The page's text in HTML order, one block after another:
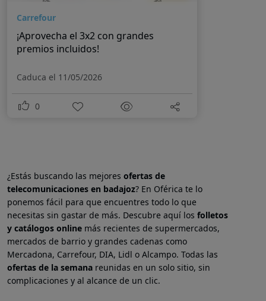
Carrefour
¡Aprovecha el 3x2 con grandes
premios incluidos!
Caduca el 11/05/2026
0
¿Estás buscando las mejores ofertas de
telecomunicaciones en badajoz? En Oférica te lo
ponemos fácil para que encuentres todo lo que
necesitas sin gastar de más. Descubre aquí los folletos
y catálogos online más recientes de supermercados,
mercados de barrio y grandes cadenas como
Mercadona, Carrefour, DIA, Lidl o Alcampo. Todas las
ofertas de la semana reunidas en un solo sitio, sin
complicaciones y al alcance de un clic.